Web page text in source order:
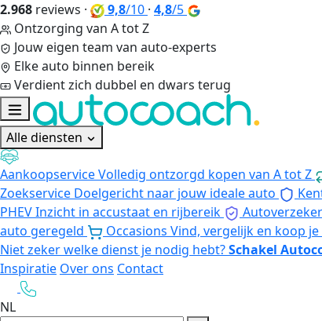
2.968 reviews · 9,8/10 · 4,8/5
Ontzorging van A tot Z
Jouw eigen team van auto-experts
Elke auto binnen bereik
Verdient zich dubbel en dwars terug
Alle diensten
AankoopserviceVolledig ontzorgd kopen van A tot Z
Zoekservice Doelgericht naar jouw ideale auto
PHEVInzicht in accustaat en rijbereik
auto geregeld
Occasions Vind, vergelijk en koop
Niet zeker welke dienst je nodig hebt?Schakel
Inspiratie Over ons Contact
NL